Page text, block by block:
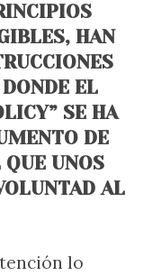
HAN
EL
SE HA
DE
UNOS
AL
lo